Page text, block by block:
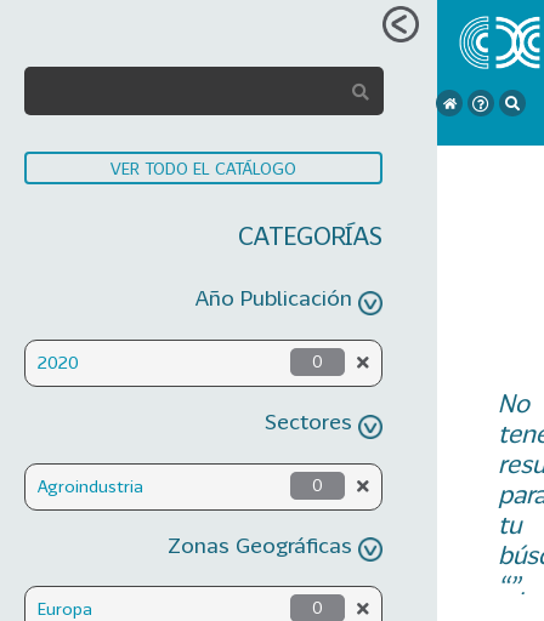
VER TODO EL CATÁLOGO
CATEGORÍAS
Año Publicación
2020 0
Sectores
Agroindustria 0
Zonas Geográficas
Europa 0
No
tu
“”.